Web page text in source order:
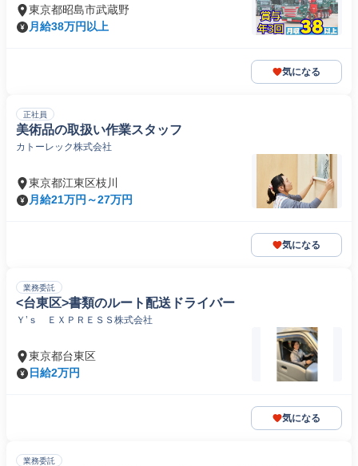
東京都昭島市武蔵野
月給38万円以上
気になる
正社員
美術品の取扱い作業スタッフ
カトーレック株式会社
東京都江東区枝川
月給21万円～27万円
気になる
業務委託
<台東区>書類のルート配送ドライバー
Ｙ’ｓ ＥＸＰＲＥＳＳ株式会社
東京都台東区
日給2万円
気になる
業務委託